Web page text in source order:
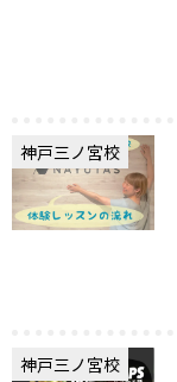
神戸三ノ宮校
神戸三ノ宮校